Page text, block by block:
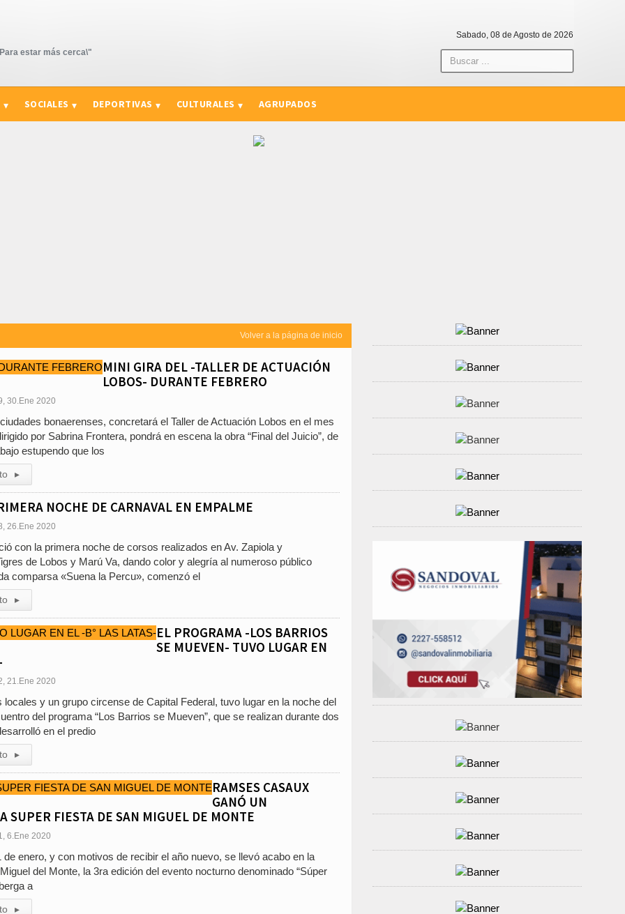
estar más cerca\"
Sabado, 08 de Agosto de 2026
SOCIALES DEPORTIVAS CULTURALES AGRUPADOS
Volver a la página de inicio
MINI GIRA DEL -TALLER DE ACTUACIÓN
LOBOS- DURANTE FEBRERO
30.Ene 2020
bonaerenses, concretará el Taller de Actuación Lobos en el mes
por Sabrina Frontera, pondrá en escena la obra “Final del Juicio”, de
estupendo que los
▸
NOCHE DE CARNAVAL EN EMPALME
26.Ene 2020
con la primera noche de corsos realizados en Av. Zapiola y
de Lobos y Marú Va, dando color y alegría al numeroso público
comparsa «Suena la Percu», comenzó el
▸
EL PROGRAMA -LOS BARRIOS
SE MUEVEN- TUVO LUGAR EN
21.Ene 2020
locales y un grupo circense de Capital Federal, tuvo lugar en la noche del
del programa “Los Barrios se Mueven”, que se realizan durante dos
en el predio
▸
RAMSES CASAUX
GANÓ UN
SUPER FIESTA DE SAN MIGUEL DE MONTE
6.Ene 2020
de enero, y con motivos de recibir el año nuevo, se llevó acabo en la
del Monte, la 3ra edición del evento nocturno denominado “Súper
a
▸